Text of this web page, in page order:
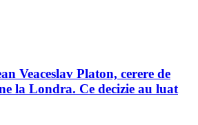
Veaceslav Platon, cerere de
la Londra. Ce decizie au luat